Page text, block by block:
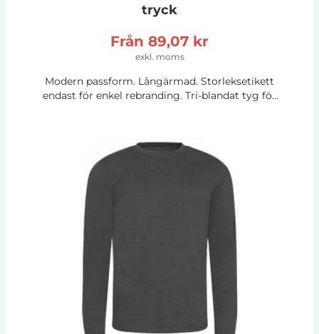
tryck
Från 89,07 kr
exkl. moms
Modern passform. Långärmad. Storleksetikett
endast för enkel rebranding. Tri-blandat tyg för
nederkant och ärmar. Sidsömmar. Worldwide
Responsible Accredited Production (WRAP)